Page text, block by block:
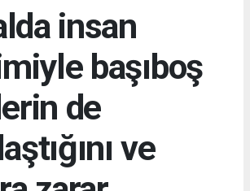
insan
başıboş
de
ve